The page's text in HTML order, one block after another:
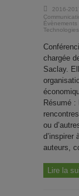
2016-
Évènements
chargée
Saclay.
Résumé
ou
d’inspirer
auteurs,
Lire la